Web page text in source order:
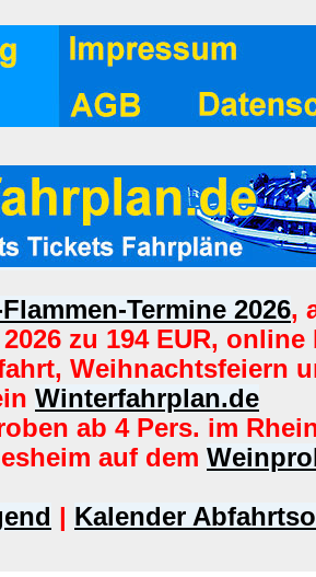
Termine 2026,
zu 194 EUR, online
Weihnachtsfeiern
Winterfahrplan.de
ab 4 Pers. im
auf dem
| Kalender